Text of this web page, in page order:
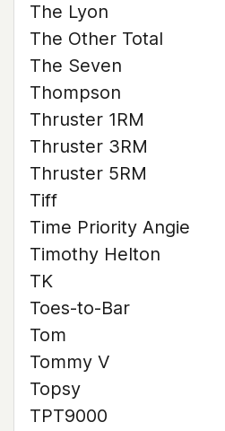
The Lyon
The Other Total
The Seven
Thompson
Thruster 1RM
Thruster 3RM
Thruster 5RM
Tiff
Time Priority Angie
Timothy Helton
TK
Toes-to-Bar
Tom
Tommy V
Topsy
TPT9000